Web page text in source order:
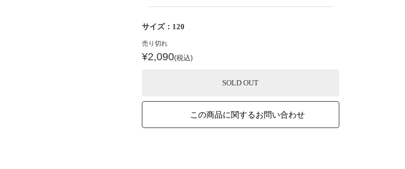
サイズ：120
売り切れ
¥2,090(税込)
SOLD OUT
この商品に関するお問い合わせ